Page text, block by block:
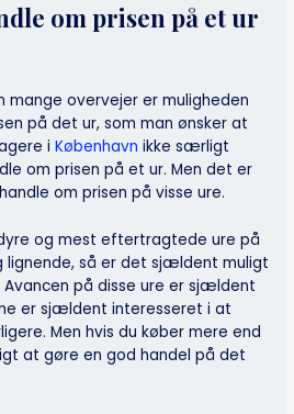
om prisen på et ur
mange overvejer er muligheden
på det ur, som man ønsker at
iKøbenhavn ikke særligt
om prisen på et ur. Men det er
om prisen på visse ure.
og mest eftertragtede ure på
lignende, så er det sjældent muligt
på disse ure er sjældent
er sjældent interesseret i at
Men hvis du køber mere end
at gøre en god handel på det